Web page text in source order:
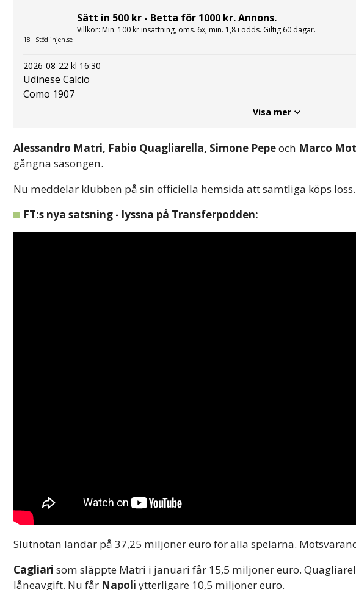
18+ Stödlinjen.se
Sätt in 500 kr - Betta för 1000 kr. Annons.
Villkor: Min. 100 kr insättning, oms. 6x, min. 1,8 i odds. Giltig 60 dagar.
2026-08-22 kl 16:30
Udinese Calcio
Como 1907
Visa mer
Alessandro Matri, Fabio Quagliarella, Simone Pepeoch Marco
gångna säsongen.
Nu meddelar klubben på sin officiella hemsida att samtliga köps loss.
FT:s nya satsning - lyssna på Transferpodden:
Slutnotan landar på 37,25 miljoner euro för alla spelarna.
Cagliari som släppte Matri i januari får 15,5 miljoner euro.
låneavgift. Nu får Napoli ytterligare 10,5 miljoner euro.